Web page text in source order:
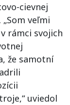
cievnej
veľmi
rámci svojich
že samotní
uviedol